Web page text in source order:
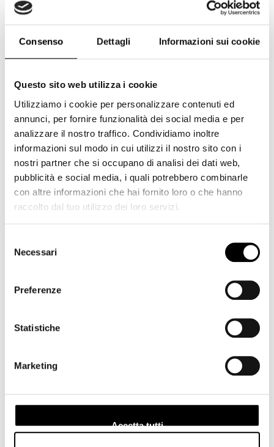
Consenso Dettagli Informazioni sui cookie
Questo sito web utilizza i cookie
Utilizziamo i cookie per personalizzare contenuti ed
annunci, per fornire funzionalità dei social media e per
analizzare il nostro traffico. Condividiamo inoltre
informazioni sul modo in cui utilizzi il nostro sito con i
nostri partner che si occupano di analisi dei dati web,
pubblicità e social media, i quali potrebbero combinarle
con altre informazioni che hai fornito loro o che hanno
raccolto dal tuo utilizzo dei loro servizi.
delNecessari
Preferenze
Statistiche
Marketing
Accetta tutti
Corsair
(7)
Cullmann
(1)
Dorr
Duracell
Elgato
Epson
(5)
Eyecam
(8)
Feiyutech
(3)
Ferrania
Fujifilm GFX
(6)
Godox
(3)
Hama
(7)
(11)
(20)
Ilford
(11)